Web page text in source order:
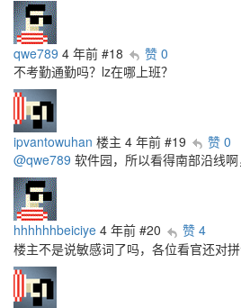
qwe789 4 年前 #18
赞 0
不考勤通勤吗？lz在哪上班？
ipvantowuhan 楼主 4 年前 #19
赞 0
@qwe789 软件园，所以看得南部沿线
hhhhhhbeiciye 4 年前 #20
赞 4
楼主不是说敏感词了吗，各位看官还对